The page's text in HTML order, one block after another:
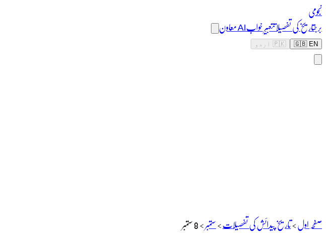
نجومی
برجتاریخ کی تفصیلاتتعبیر خوابAI معاون
🇬🇧 EN 🇵🇰 اردو
صفحہ اول>تاریخ پیدائش کی تفصیلات>ستمبر>8 ستمبر